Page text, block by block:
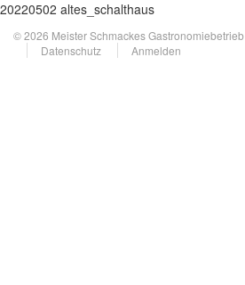
20220502 altes_schalthaus
© 2026 Meister Schmackes Gastronomiebetrieb
Datenschutz
Anmelden